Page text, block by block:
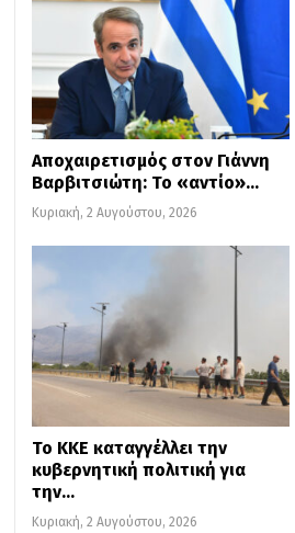
Αποχαιρετισμός στον Γιάννη
Βαρβιτσιώτη: Το «αντίο»…
Κυριακή, 2 Αυγούστου, 2026
Το ΚΚΕ καταγγέλλει την
κυβερνητική πολιτική για
την…
Κυριακή, 2 Αυγούστου, 2026